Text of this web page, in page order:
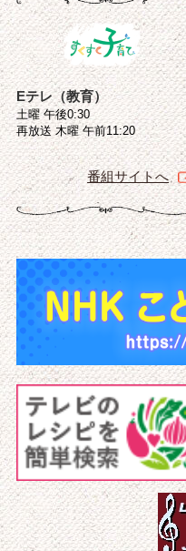
Eテレ（教育）
土曜 午後0:30
再放送 木曜 午前11:20
番組サイトへ